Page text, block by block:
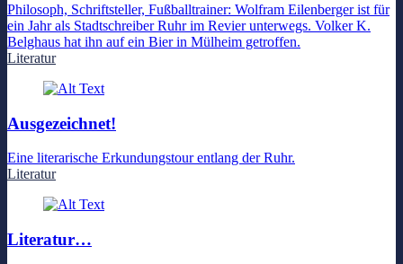
Philosoph, Schriftsteller, Fußballtrainer: Wolfram Eilenberger ist für
ein Jahr als Stadtschreiber Ruhr im Revier unterwegs. Volker K.
Belghaus hat ihn auf ein Bier in Mülheim getroffen.
Literatur
Ausgezeichnet!
Eine literarische Erkundungstour entlang der Ruhr.
Literatur
Literatur…